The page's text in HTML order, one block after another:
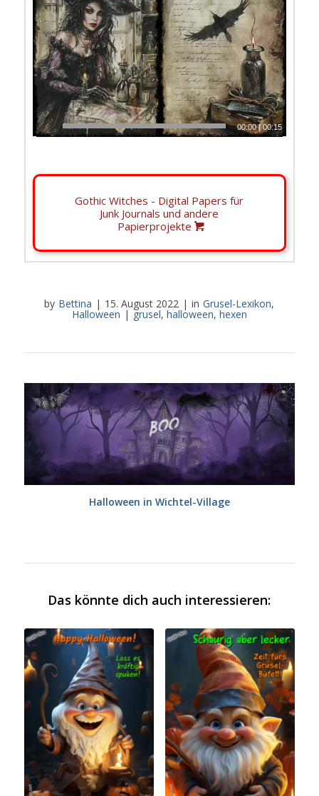
00:00|00:15
Gothic Witches - Digital Papers für
Junk Journals und andere
Papierprojekte
by Bettina | 15. August 2022 | in Grusel-Lexikon,
Halloween | grusel, halloween, hexen
Halloween in Wichtel-Village
Das könnte dich auch interessieren: